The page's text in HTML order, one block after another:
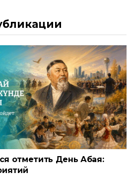
отметить День Абая: